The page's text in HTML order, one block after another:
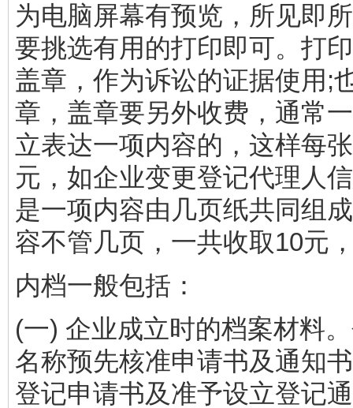
为电脑屏幕有预览，所见即
要挑选有用的打印即可。打
盖章，作为诉讼的证据使用;
章，盖章要另外收费，通常
立表达一项内容的，这样每
元，如企业变更登记代理人
是一项内容由几页纸共同组
容不管几页，一共收取10元
内档一般包括：
(一) 企业成立时的档案材料
名称预先核准申请书及通知
登记申请书及准予设立登记